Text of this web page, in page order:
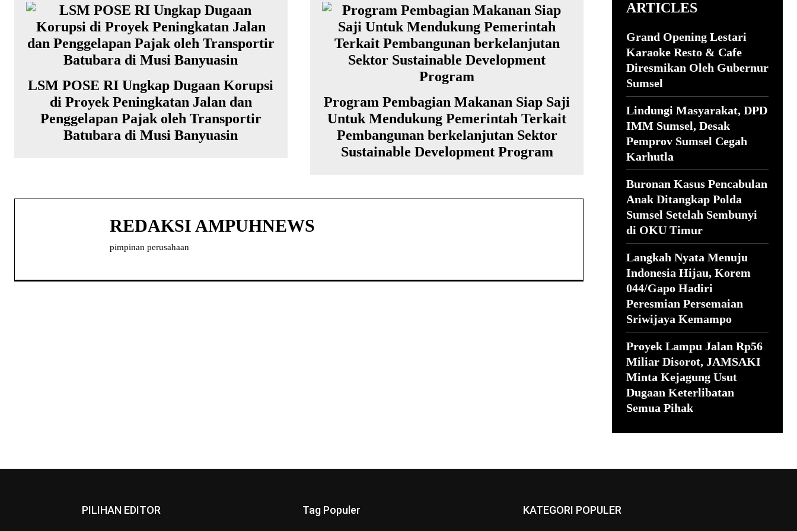
LSM POSE RI Ungkap Dugaan Korupsi
di Proyek Peningkatan Jalan dan
Penggelapan Pajak oleh Transportir
Batubara di Musi Banyuasin
Program Pembagian Makanan Siap Saji
Untuk Mendukung Pemerintah Terkait
Pembangunan berkelanjutan Sektor
Sustainable Development Program
REDAKSI AMPUHNEWS
pimpinan perusahaan
ARTICLES
Grand Opening Lestari
Karaoke Resto & Cafe
Diresmikan Oleh Gubernur
Sumsel
Lindungi Masyarakat, DPD
IMM Sumsel, Desak
Pemprov Sumsel Cegah
Karhutla
Buronan Kasus Pencabulan
Anak Ditangkap Polda
Sumsel Setelah Sembunyi
di OKU Timur
Langkah Nyata Menuju
Indonesia Hijau, Korem
044/Gapo Hadiri
Peresmian Persemaian
Sriwijaya Kemampo
Proyek Lampu Jalan Rp56
Miliar Disorot, JAMSAKI
Minta Kejagung Usut
Dugaan Keterlibatan
Semua Pihak
PILIHAN EDITOR Tag Populer KATEGORI POPULER